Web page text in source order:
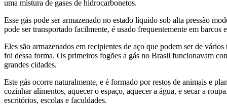
uma mistura de gases de hidrocarbonetos.
Esse gás pode ser armazenado no estado líquido sob alta pressão
pode ser transportado facilmente, é usado frequentemente em barcos
Eles são armazenados em recipientes de aço que podem ser de
foi dessa forma. Os primeiros fogões a gás no Brasil funcionavam
grandes cidades.
Este gás ocorre naturalmente, e é formado por restos de animais e
cozinhar alimentos, aquecer o espaço, aquecer a água, e secar a
escritórios, escolas e faculdades.